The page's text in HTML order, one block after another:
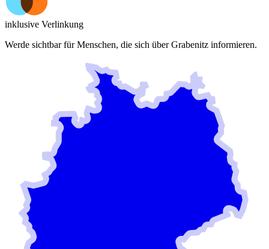
inklusive Verlinkung
Werde sichtbar für Menschen, die sich überGrabenitz informieren.